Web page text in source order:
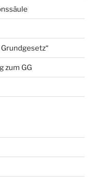
zum GG